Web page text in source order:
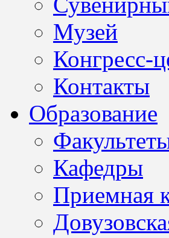
Музей
Конгресс-
Контакты
Образование
Кафедры
Приемная